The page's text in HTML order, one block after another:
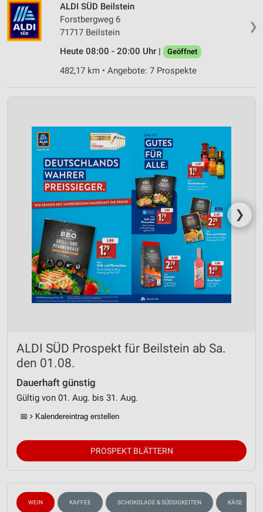
❯
ALDI SÜD Beilstein
Forstbergweg 6
71717 Beilstein
Heute 08:00 - 20:00 Uhr |
Geöffnet
482,17 km • Angebote: 7 Prospekte
❯
ALDI SÜD Prospekt für Beilstein ab Sa.
den 01.08.
Dauerhaft günstig
Gültig von 01. Aug. bis 31. Aug.
📅 Kalendereintrag erstellen
PROSPEKT BLÄTTERN
WEIN KAFFEE SCHOKOLADE & SÜSSIGKEITEN KÄSE